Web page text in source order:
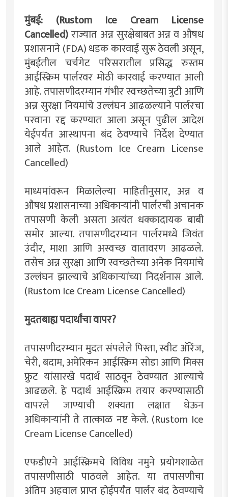
मुंबई: (Rustom Ice Cream License
Cancelled)राज्यात अन्न सुरक्षेबाबत अन्न व औषध
प्रशासनाने (FDA) धडक कारवाई सुरू ठेवली असून,
मुंबईतील चर्चगेट परिसरातील प्रसिद्ध रुस्तम
आईस्क्रिम पार्लरवर मोठी कारवाई करण्यात आली
आहे. तपासणीदरम्यान गंभीर स्वच्छतेच्या त्रुटी आणि
अन्न सुरक्षा नियमांचे उल्लंघन आढळल्याने पार्लरचा
परवाना रद्द करण्यात आला असून पुढील आदेश
येईपर्यंत आस्थापना बंद ठेवण्याचे निर्देश देण्यात
आले आहेत. (Rustom Ice Cream License
Cancelled)
माध्यमांवरून मिळालेल्या माहितीनुसार, अन्न व
औषध प्रशासनाच्या अधिकाऱ्यांनी पार्लरची अचानक
तपासणी केली असता अत्यंत धक्कादायक बाबी
समोर आल्या. तपासणीदरम्यान पार्लरमध्ये जिवंत
उंदीर, माशा आणि अस्वच्छ वातावरण आढळले.
तसेच अन्न सुरक्षा आणि स्वच्छतेच्या अनेक नियमांचे
उल्लंघन झाल्याचे अधिकाऱ्यांच्या निदर्शनास आले.
(Rustom Ice Cream License Cancelled)
मुदतबाह्य पदार्थांचा वापर?
तपासणीदरम्यान मुदत संपलेले पिस्ता, स्वीट ऑरेंज,
चेरी, बदाम, अमेरिकन आईस्क्रिम सोडा आणि मिक्स
फ्रुट यांसारखे पदार्थ साठवून ठेवण्यात आल्याचे
आढळले. हे पदार्थ आईस्क्रिम तयार करण्यासाठी
वापरले जाण्याची शक्यता लक्षात घेऊन
अधिकाऱ्यांनी ते तात्काळ नष्ट केले. (Rustom Ice
Cream License Cancelled)
एफडीएने आईस्क्रिमचे विविध नमुने प्रयोगशाळेत
तपासणीसाठी पाठवले आहेत. या तपासणीचा
अंतिम अहवाल प्राप्त होईपर्यंत पार्लर बंद ठेवण्याचे